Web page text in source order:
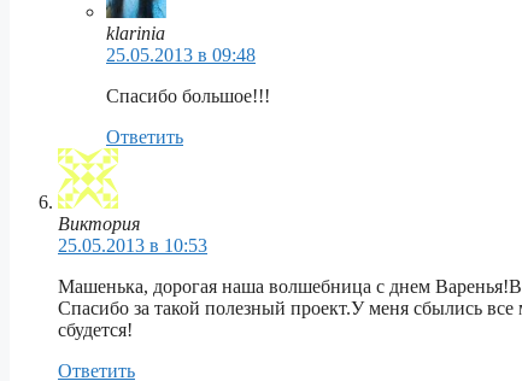
klarinia
25.05.2013 в 09:48
Спасибо большое!!!
Ответить
Виктория
25.05.2013 в 10:53
Машенька, дорогая наша волшебница с днем
Спасибо за такой полезный проект.У меня сбылись
сбудется!
Ответить